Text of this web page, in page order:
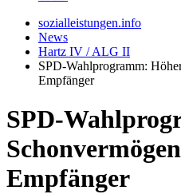
sozialleistungen.info
News
Hartz IV / ALG II
SPD-Wahlprogramm:
Empfänger
SPD-
Empfänger